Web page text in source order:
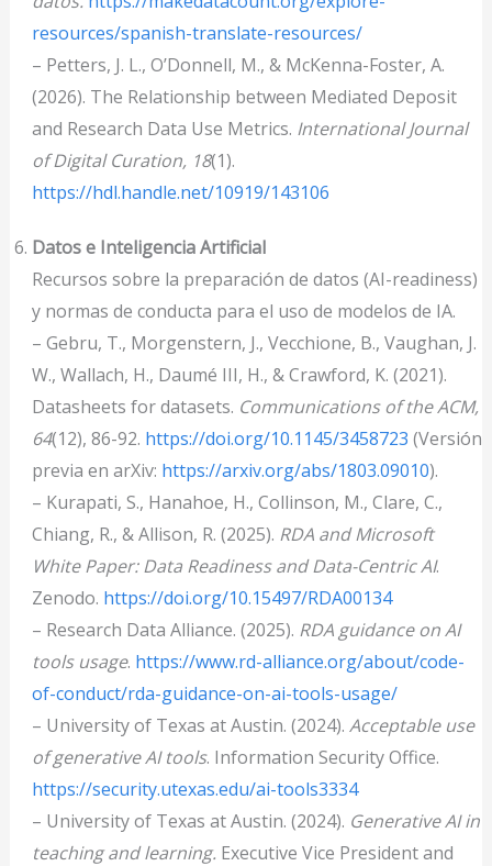
resources/spanish-translate-resources/
– Petters, J. L., O’Donnell, M., & McKenna-Foster, A.
(2026). The Relationship between Mediated Deposit
and Research Data Use Metrics. International Journal
of Digital Curation, 18(1).
https://hdl.handle.net/10919/143106
Datos e Inteligencia Artificial
Recursos sobre la preparación de datos (AI-readiness)
y normas de conducta para el uso de modelos de IA.
– Gebru, T., Morgenstern, J., Vecchione, B., Vaughan, J.
W., Wallach, H., Daumé III, H., & Crawford, K. (2021).
Datasheets for datasets. Communications of the ACM,
64(12), 86-92. https://doi.org/10.1145/3458723 (Versión
previa en arXiv: https://arxiv.org/abs/1803.09010).
– Kurapati, S., Hanahoe, H., Collinson, M., Clare, C.,
Chiang, R., & Allison, R. (2025). RDA and Microsoft
White Paper: Data Readiness and Data-Centric AI.
Zenodo. https://doi.org/10.15497/RDA00134
– Research Data Alliance. (2025). RDA guidance on AI
tools usage. https://www.rd-alliance.org/about/code-
of-conduct/rda-guidance-on-ai-tools-usage/
– University of Texas at Austin. (2024). Acceptable use
of generative AI tools. Information Security Office.
https://security.utexas.edu/ai-tools3334
– University of Texas at Austin. (2024). Generative AI in
teaching and learning. Executive Vice President and